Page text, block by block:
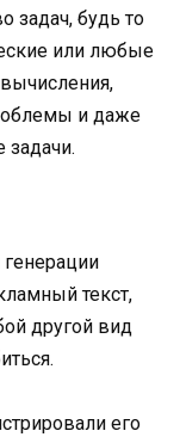
задач, будь то
или любые
и даже
текст,
другой вид
его